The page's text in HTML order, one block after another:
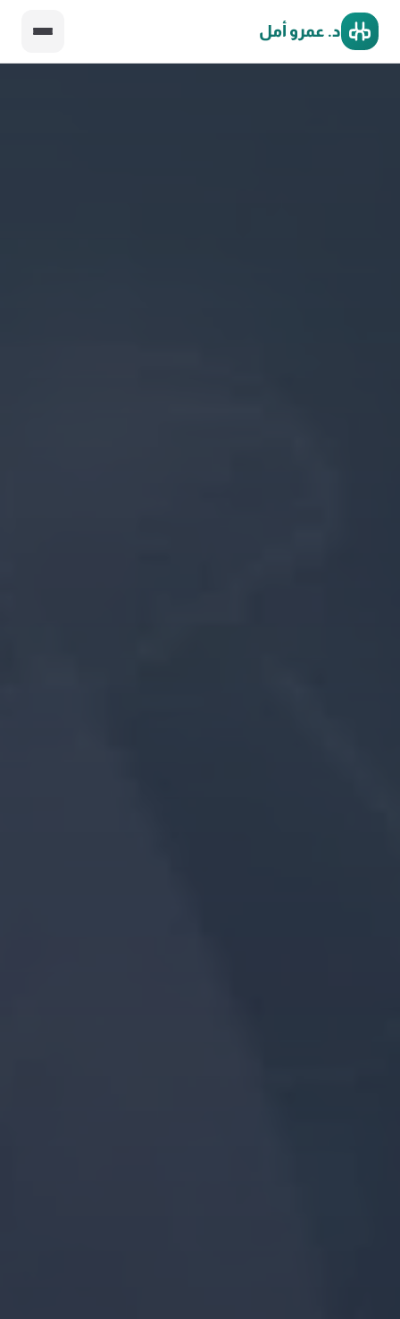
د. عمرو أمل